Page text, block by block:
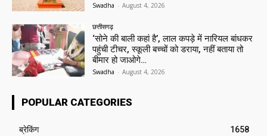
Swadha - August 4, 2026
छत्तीसगढ़
‘सोने की बाली कहां है’, लाल कपड़े में नारियल बांधकर
पहुंची टीचर, स्कूली बच्चों को डराया, नहीं बताया तो
बीमार हो जाओगे…
Swadha - August 4, 2026
POPULAR CATEGORIES
ब्रेकिंग
1658